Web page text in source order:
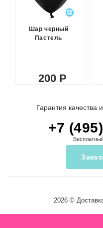
Шар черный
Пастель
200
Гарантия качества
+7
2026 ©